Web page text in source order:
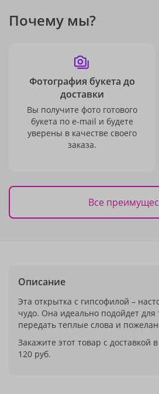
Почему мы?
Фотография букета до
доставки
Вы получите фото готового
букета по e-mail и будете
уверены в качестве своего
заказа.
Все
Описание
Эта открытка с гипсофилой –
чудо. Она идеально подойдет для
передать теплые слова и
Закажите этот товар с доставкой
120 руб.